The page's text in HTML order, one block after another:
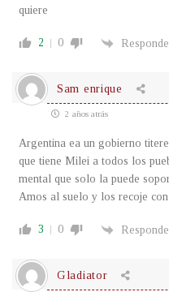
quiere
2 0
Sam enrique
2 años atrás
Argentina ea un gobierno
que tiene Milei a todos los
mental que solo la puede
Amos al suelo y los recoje con
3 0
Gladiator